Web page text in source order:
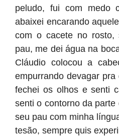
peludo, fui com medo
abaixei encarando
com o cacete no
pau, me dei água na
Cláudio colocou a
empurrando devagar
fechei os olhos e senti
senti o contorno da
seu pau com minha
tesão, sempre quis